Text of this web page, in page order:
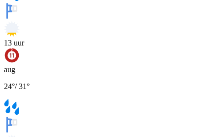
13 uur
aug
24°/31°